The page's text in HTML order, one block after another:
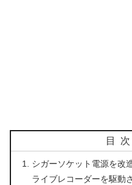
目次
シガーソケット電源を改
ライブレコーダーを駆動